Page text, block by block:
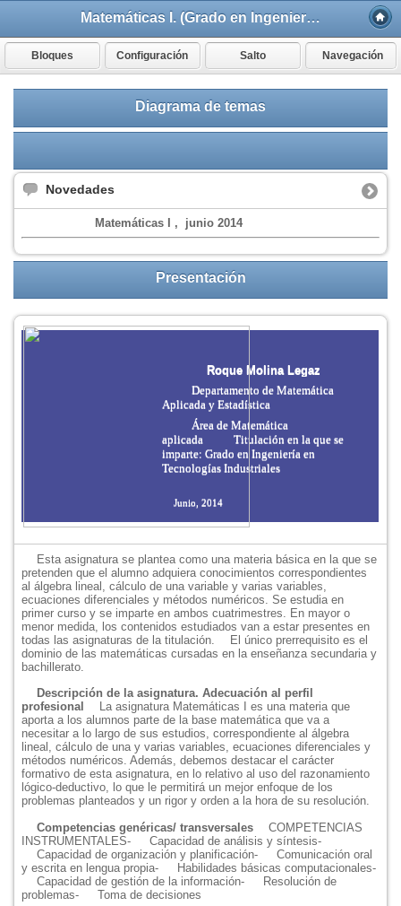
Matemáticas I. (Grado en Ingeniería en Tecnologías Industriales)
Bloques Configuración Salto Navegación
Diagrama de temas
Novedades
Matemáticas I , junio 2014
Presentación
Roque Molina Legaz
Departamento de Matemática
Aplicada y Estadística
Área de Matemática
aplicada
Titulación en la que se
imparte: Grado en Ingeniería en
Tecnologías Industriales
Junio, 2014
Esta asignatura se plantea como una materia básica en la que se
pretenden que el alumno adquiera conocimientos correspondientes
al álgebra lineal, cálculo de una variable y varias variables,
ecuaciones diferenciales y métodos numéricos. Se estudia en
primer curso y se imparte en ambos cuatrimestres. En mayor o
menor medida, los contenidos estudiados van a estar presentes en
todas las asignaturas de la titulación.
El único prerrequisito es el
dominio de las matemáticas cursadas en la enseñanza secundaria y
bachillerato.
Descripción de la asignatura. Adecuación al perfil
profesional
La asignatura Matemáticas I es una materia que
aporta a los alumnos parte de la base matemática que va a
necesitar a lo largo de sus estudios, correspondiente al álgebra
lineal, cálculo de una y varias variables, ecuaciones diferenciales y
métodos numéricos. Además, debemos destacar el carácter
formativo de esta asignatura, en lo relativo al uso del razonamiento
lógico-deductivo, lo que le permitirá un mejor enfoque de los
problemas planteados y un rigor y orden a la hora de su resolución.
Competencias genéricas/ transversales
COMPETENCIAS
INSTRUMENTALES- Capacidad de análisis y síntesis-
Capacidad de organización y planificación-
Comunicación oral
y escrita en lengua propia- Habilidades básicas computacionales-
Capacidad de gestión de la información-
Resolución de
problemas-
Toma de decisiones